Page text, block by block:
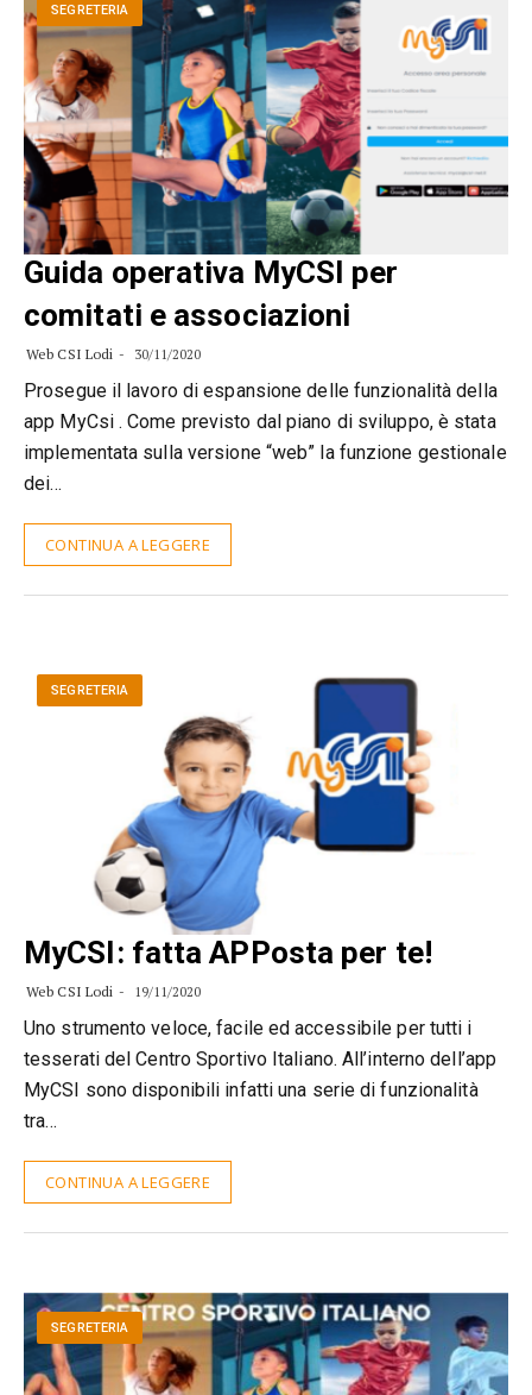
SEGRETERIA
Guida operativa MyCSI per
comitati e associazioni
Web CSI Lodi 30/11/2020
Prosegue il lavoro di espansione delle funzionalità della
app MyCsi . Come previsto dal piano di sviluppo, è stata
implementata sulla versione “web” la funzione gestionale
dei…
CONTINUA A LEGGERE
SEGRETERIA
MyCSI: fatta APPosta per te!
Web CSI Lodi 19/11/2020
Uno strumento veloce, facile ed accessibile per tutti i
tesserati del Centro Sportivo Italiano. All’interno dell’app
MyCSI sono disponibili infatti una serie di funzionalità
tra…
CONTINUA A LEGGERE
SEGRETERIA